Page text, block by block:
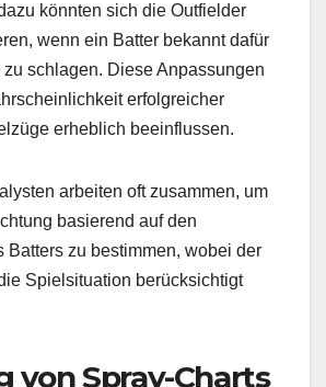
könnten sich die Outfielder
wenn ein Batter bekannt dafür
schlagen. Diese Anpassungen
erfolgreicher
erheblich beeinflussen.
arbeiten oft zusammen, um
basierend auf den
Batters zu bestimmen, wobei der
Spielsituation berücksichtigt
von Spray-Charts